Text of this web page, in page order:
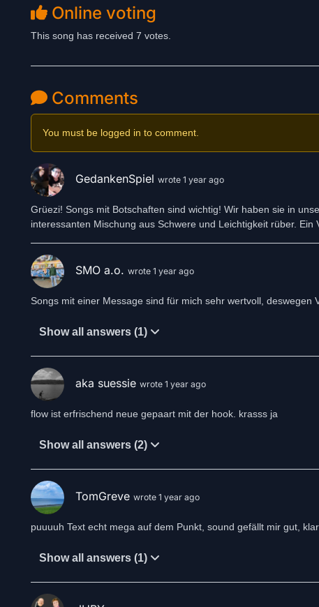
Online voting
This song has received 7 votes.
Comments
You must be logged in to comment.
GedankenSpiel wrote 1 year ago
Grüezi! Songs mit Botschaften sind wichtig! Wir haben sie in
interessanten Mischung aus Schwere und Leichtigkeit rüber. Ein
SMO a.o. wrote 1 year ago
Show all answers (1)
aka suessie wrote 1 year ago
Show all answers (2)
TomGreve wrote 1 year ago
puuuuh Text echt mega auf dem Punkt, sound gefällt mir gut,
Show all answers (1)